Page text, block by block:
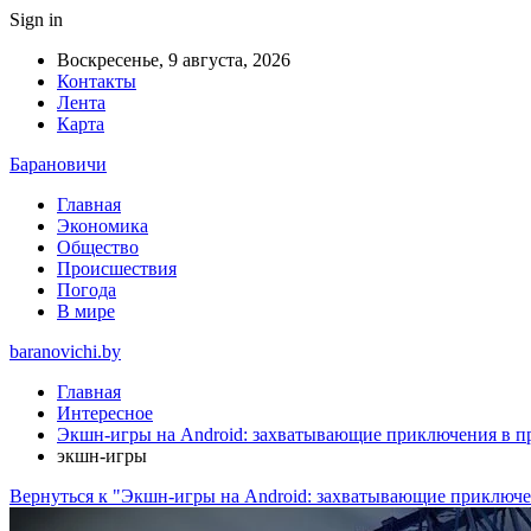
Sign in
Воскресенье, 9 августа, 2026
Контакты
Лента
Карта
Барановичи
Главная
Экономика
Общество
Происшествия
Погода
В мире
baranovichi.by
Главная
Интересное
Экшн-игры на Android: захватывающие приключения в
экшн-игры
Вернуться к "Экшн-игры на Android: захватывающие